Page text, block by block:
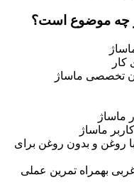
چه موضوع است؟
کار
تخصصی ماساژ
ماساژ
ماساژ
روغن و بدون روغن برای
بهمراه تمرین عملی